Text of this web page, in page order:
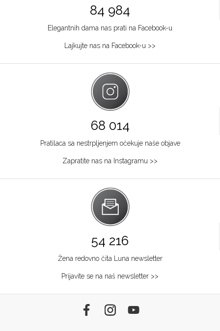
84 984
Elegantnih dama nas prati na Facebook-u
Lajkujte nas na Facebook-u >>
68 014
Pratilaca sa nestrpljenjem očekuje naše objave
Zapratite nas na Instagramu >>
54 216
Žena redovno čita Luna newsletter
Prijavite se na naš newsletter >>